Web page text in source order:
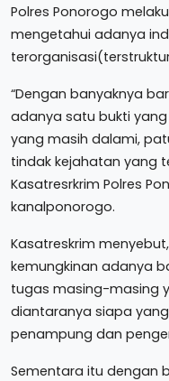
Polres Ponorogo
mengetahui adanya
“Dengan banyaknya
adanya satu bukti
yang masih dalami,
tindak kejahatan yang
Kasatresrkrim Polres
kanalponorogo.
Kasatreskrim
kemungkinan adanya
tugas masing-masing
diantaranya siapa
penampung dan
Sementara itu dengan